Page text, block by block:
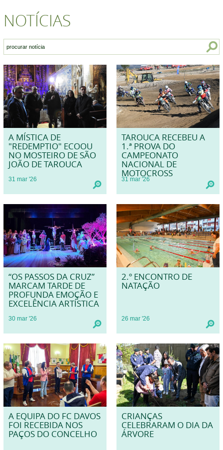
NOTÍCIAS
A MÍSTICA DE
"REDEMPTIO" ECOOU
NO MOSTEIRO DE SÃO
JOÃO DE TAROUCA
31 mar '26
TAROUCA RECEBEU A
1.ª PROVA DO
CAMPEONATO
NACIONAL DE
MOTOCROSS
31 mar '26
“OS PASSOS DA CRUZ”
MARCAM TARDE DE
PROFUNDA EMOÇÃO E
EXCELÊNCIA ARTÍSTICA
30 mar '26
2.º ENCONTRO DE
NATAÇÃO
26 mar '26
A EQUIPA DO FC DAVOS
FOI RECEBIDA NOS
PAÇOS DO CONCELHO
CRIANÇAS
CELEBRARAM O DIA DA
ÁRVORE